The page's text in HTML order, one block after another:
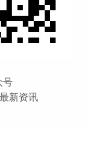
号
新资讯